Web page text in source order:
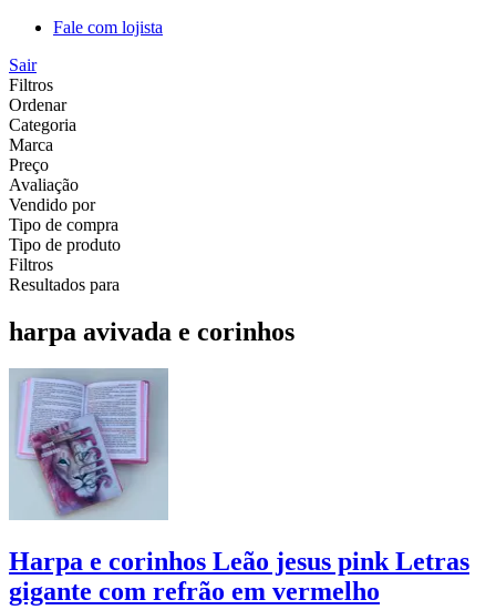
Fale com lojista
Sair
Filtros
Ordenar
Categoria
Marca
Preço
Avaliação
Vendido por
Tipo de compra
Tipo de produto
Filtros
Resultados para
harpa avivada e corinhos
Harpa e corinhos Leão jesus pink Letras
gigante com refrão em vermelho